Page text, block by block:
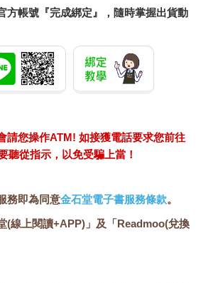
方帳號『完成綁定』，隨時掌握出貨動
請您操作ATM! 如接獲電話要求您前往
聽從指示，以免受騙上當！
務即為同意金石堂電子書服務條款。
(線上閱讀+APP)」及「Readmoo(兌換